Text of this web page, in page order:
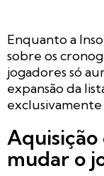
Enquanto a
sobre os
jogadores só
expansão da
mudar o